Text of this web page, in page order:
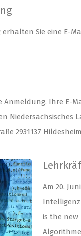
Sie eine E-
Ihre E-
Niedersächsisches
2931137
Am 20.
Intelligenz
is the new